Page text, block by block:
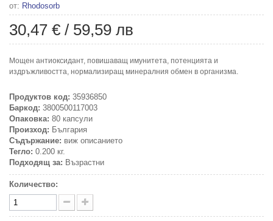
от: Rhodosorb
30,47 € / 59,59 лв
Mощен антиоксидант, повишаващ имунитета, потенцията и
издръжливостта, нормализиращ минералния обмен в организма.
Продуктов код: 35936850
Баркод: 3800500117003
Опаковка: 80 капсули
Произход: България
Съдържание: виж описанието
Тегло: 0.200 кг.
Подходящ за: Възрастни
Количество: